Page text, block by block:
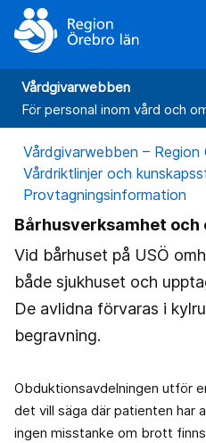
Vårdgivarwebben
För personal inom vård och
Vårdgivarwebben – Region
Vårdriktlinjer och
Provtagningsinformation
Bårhusverksamhet och
Vid bårhuset på USÖ
både sjukhuset och
De avlidna förvaras i
begravning.
Obduktionsavdelningen utför
det vill säga där patienten har
ingen misstanke om brott